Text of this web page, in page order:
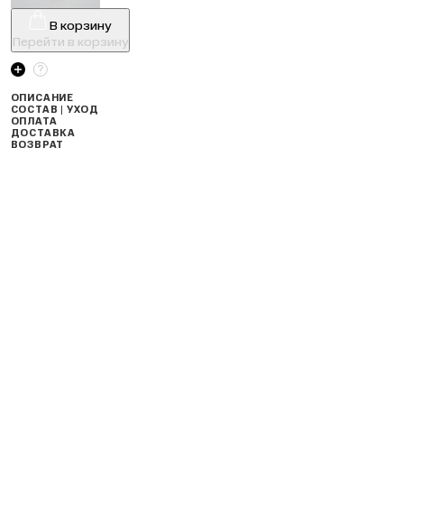
В корзину
Перейти в корзину
ОПИСАНИЕ
СОСТАВ | УХОД
ОПЛАТА
ДОСТАВКА
ВОЗВРАТ